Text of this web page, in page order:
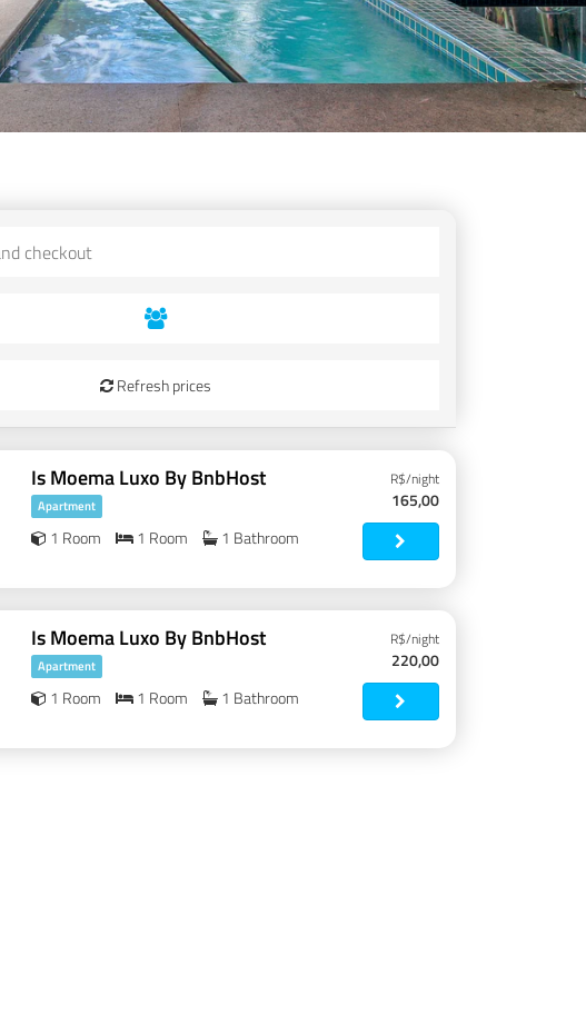
Refresh prices
Is Moema Luxo By BnbHost
Apartment
1 Room 1 Room 1 Bathroom
R$/night
165,00
Is Moema Luxo By BnbHost
Apartment
1 Room 1 Room 1 Bathroom
R$/night
220,00